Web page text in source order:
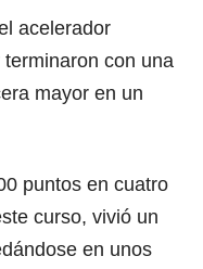
acelerador
con una
mayor en un
puntos en cuatro
curso, vivió un
en unos